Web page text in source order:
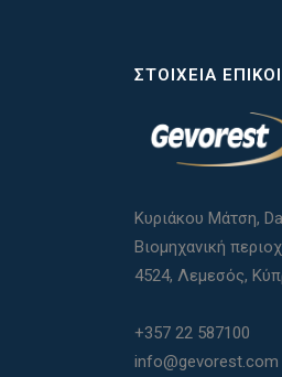
ΣΤΟΙΧΕΊΑ
Κυριάκου Μάτση,
Βιομηχανική
4524, Λεμεσός,
+357 22 587100
info@gevorest.com